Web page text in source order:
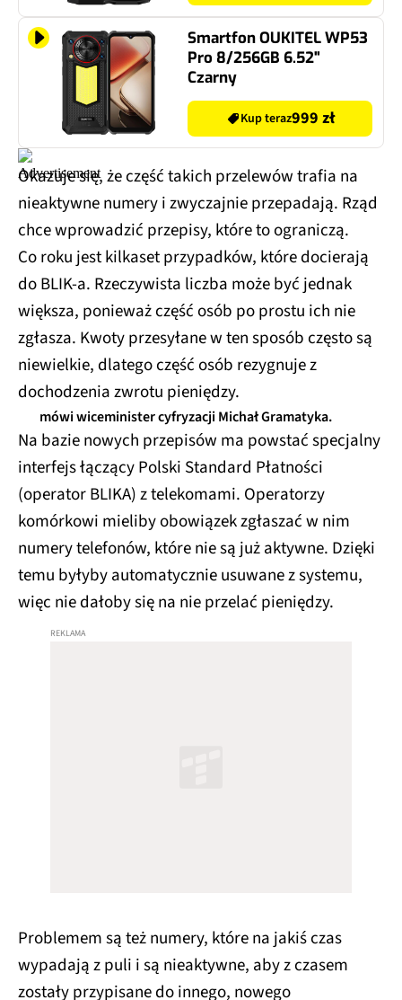
Smartfon OUKITEL WP53
Pro 8/256GB 6.52"
Czarny
Kup teraz999 zł
Okazuje się, że część takich przelewów trafia na
nieaktywne numery i zwyczajnie przepadają. Rząd
chce wprowadzić przepisy, które to ograniczą.
Co roku jest kilkaset przypadków, które docierają
do BLIK-a. Rzeczywista liczba może być jednak
większa, ponieważ część osób po prostu ich nie
zgłasza. Kwoty przesyłane w ten sposób często są
niewielkie, dlatego część osób rezygnuje z
dochodzenia zwrotu pieniędzy.
mówi wiceminister cyfryzacji Michał Gramatyka.
Na bazie nowych przepisów ma powstać specjalny
interfejs łączący Polski Standard Płatności
(operator BLIKA) z telekomami. Operatorzy
komórkowi mieliby obowiązek zgłaszać w nim
numery telefonów, które nie są już aktywne. Dzięki
temu byłyby automatycznie usuwane z systemu,
więc nie dałoby się na nie przelać pieniędzy.
Problemem są też numery, które na jakiś czas
wypadają z puli i są nieaktywne, aby z czasem
zostały przypisane do innego, nowego